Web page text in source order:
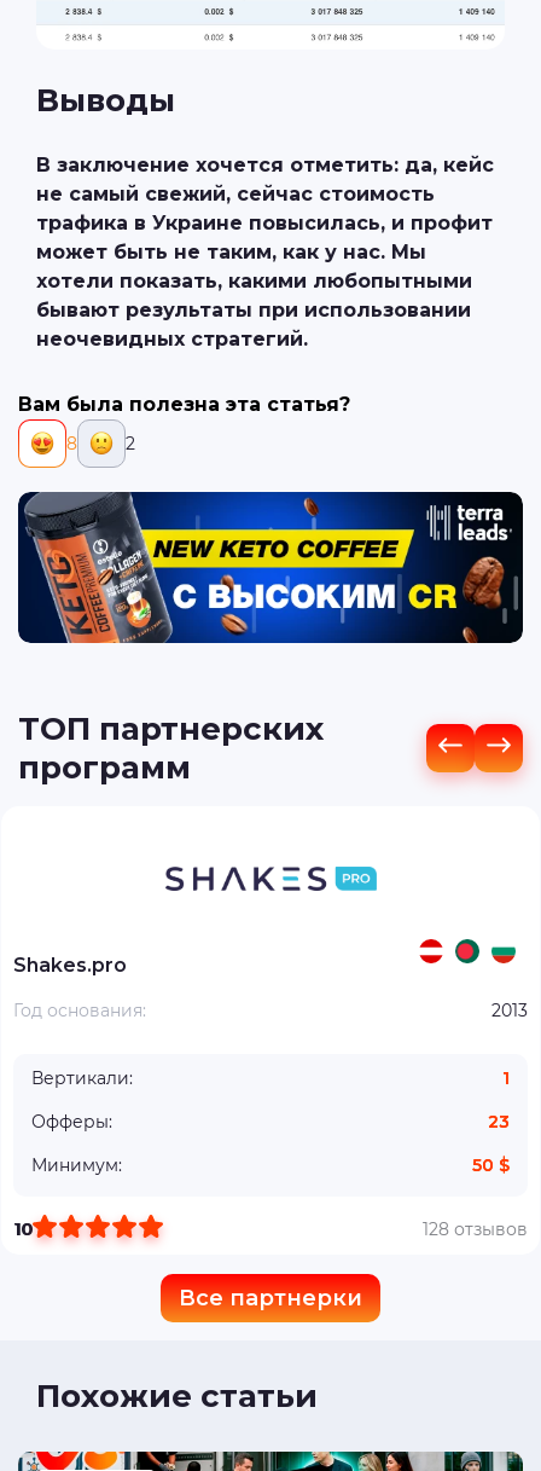
Выводы
В заключение хочется отметить: да, кейс
не самый свежий, сейчас стоимость
трафика в Украине повысилась, и профит
может быть не таким, как у нас. Мы
хотели показать, какими любопытными
бывают результаты при использовании
неочевидных стратегий.
Вам была полезна эта статья?
8 2
ТОП партнерских
программ
Shakes.pro
Год основания: 2013
Вертикали:
1
Офферы:
23
Минимум:
50 $
10 128 отзывов
Все партнерки
Похожие статьи